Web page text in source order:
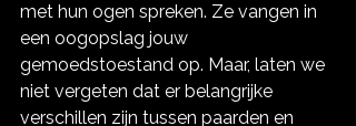
met hun ogen spreken. Ze vangen in
een oogopslag jouw
gemoedstoestand op. Maar, laten we
niet vergeten dat er belangrijke
verschillen zijn tussen paarden en